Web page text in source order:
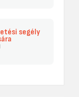
segély